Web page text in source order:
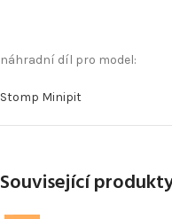
náhradní díl pro model:
Stomp Minipit
Související